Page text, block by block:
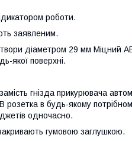
роботи.
заявленим.
діаметром 29 мм Міцний
якої поверхні.
гнізда прикурювача
розетка в будь-якому
одночасно.
гумовою заглушкою.